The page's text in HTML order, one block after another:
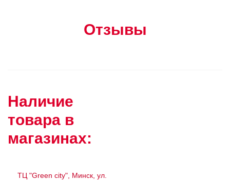
Отзывы
Наличие
товара в
магазинах:
ТЦ "Green city", Минск, ул.